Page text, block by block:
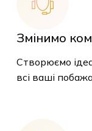
Змінимо
Створюємо
всі ваші